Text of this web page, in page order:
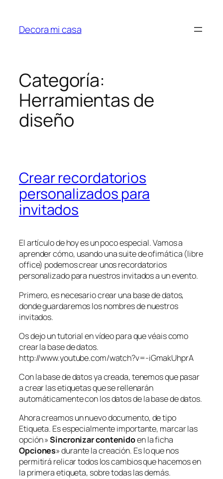
contenido
Decora mi casa
Categoría:
Herramientas de
diseño
Crear recordatorios
personalizados para
invitados
El artículo de hoy es un poco especial. Vamos a
aprender cómo, usando una suite de ofimática (libre
office) podemos crear unos recordatorios
personalizado para nuestros invitados a un evento.
Primero, es necesario crear una base de datos,
donde guardaremos los nombres de nuestros
invitados.
Os dejo un tutorial en vídeo para que véais como
crear la base de datos.
http://www.youtube.com/watch?v=-iGmakUhprA
Con la base de datos ya creada, tenemos que pasar
a crear las etiquetas que se rellenarán
automáticamente con los datos de la base de datos.
Ahora creamos un nuevo documento, de tipo
Etiqueta. Es especialmente importante, marcar las
opción »Sincronizar contenidoen la ficha
Opciones» durante la creación. Es lo que nos
permitirá relicar todos los cambios que hacemos en
la primera etiqueta, sobre todas las demás.